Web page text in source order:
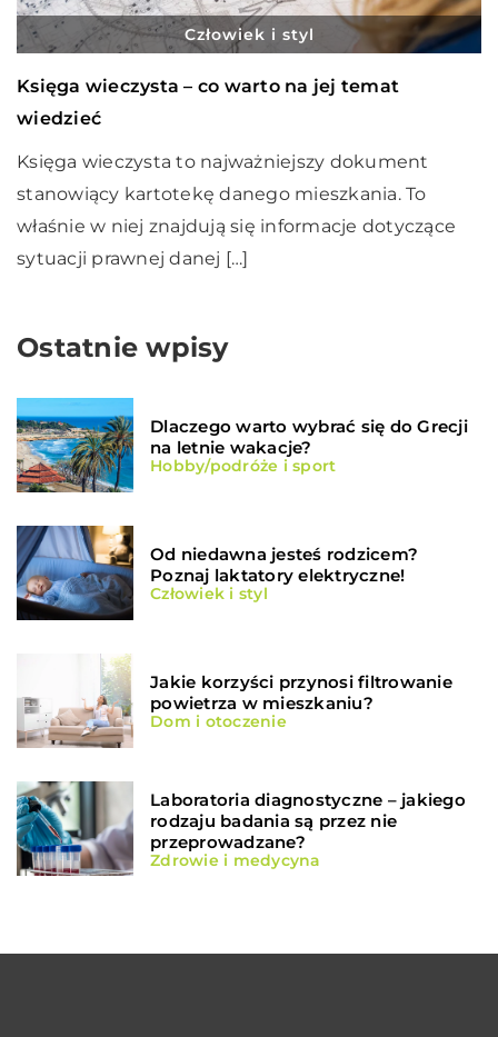
Człowiek i styl
Księga wieczysta – co warto na jej temat
wiedzieć
Księga wieczysta to najważniejszy dokument
stanowiący kartotekę danego mieszkania. To
właśnie w niej znajdują się informacje dotyczące
sytuacji prawnej danej […]
Ostatnie wpisy
Dlaczego warto wybrać się do Grecji
na letnie wakacje?
Hobby/podróże i sport
Od niedawna jesteś rodzicem?
Poznaj laktatory elektryczne!
Człowiek i styl
Jakie korzyści przynosi filtrowanie
powietrza w mieszkaniu?
Dom i otoczenie
Laboratoria diagnostyczne – jakiego
rodzaju badania są przez nie
przeprowadzane?
Zdrowie i medycyna